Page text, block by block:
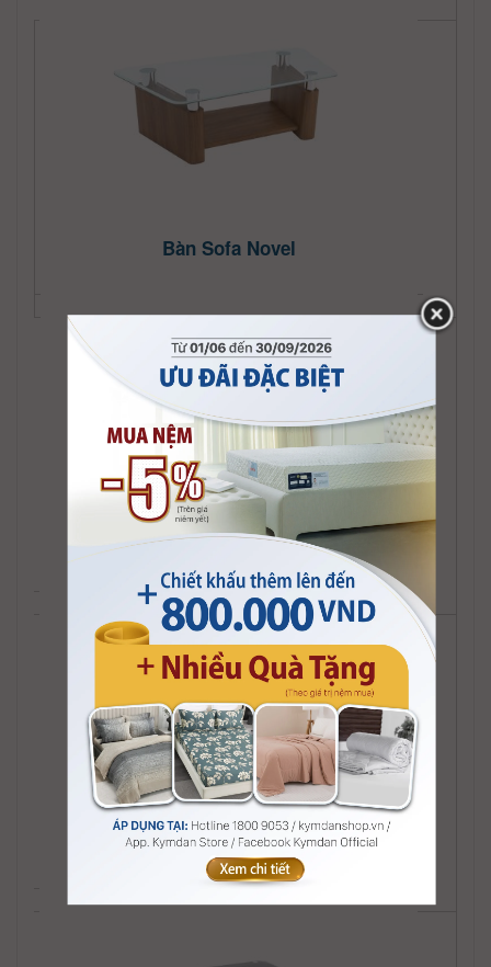
Bàn Sofa Novel
Bàn Sofa Perry
Bàn Sofa Skyler